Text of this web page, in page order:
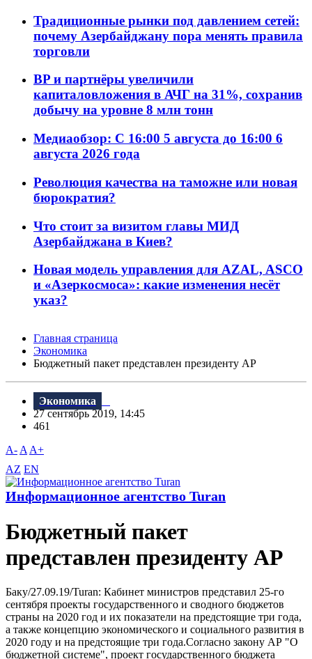
Традиционные рынки под давлением сетей:
почему Азербайджану пора менять правила
торговли
BP и партнёры увеличили
капиталовложения в АЧГ на 31%, сохранив
добычу на уровне 8 млн тонн
Медиаобзор: С 16:00 5 августа до 16:00 6
августа 2026 года
Революция качества на таможне или новая
бюрократия?
Что стоит за визитом главы МИД
Азербайджана в Киев?
Новая модель управления для AZAL, ASCO
и «Азеркосмоса»: какие изменения несёт
указ?
Главная страница
Экономика
Бюджетный пакет представлен президенту АР
Экономика
27 сентябрь 2019, 14:45
461
A- A A+
AZ EN
Информационное агентство Turan
Бюджетный пакет
представлен президенту АР
Баку/27.09.19/Turan: Кабинет министров представил 25-го
сентября проекты государственного и сводного бюджетов
страны на 2020 год и их показатели на предстоящие три года,
а также концепцию экономического и социального развития в
2020 году и на предстоящие три года.Согласно закону АР "О
бюджетной системе", проект государственного бюджета